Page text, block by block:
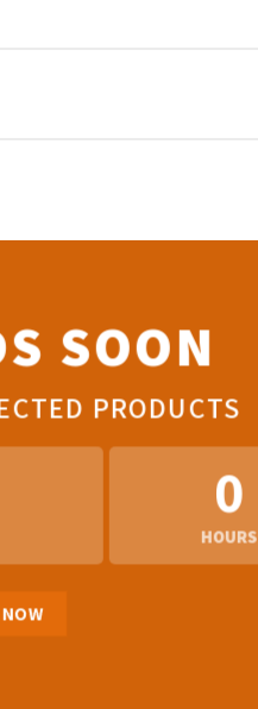
SOON
PRODUCTS
0
HOURS